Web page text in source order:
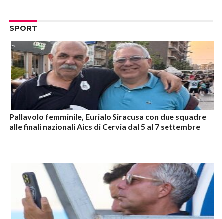
SPORT
Pallavolo femminile, Eurialo Siracusa con due squadre
alle finali nazionali Aics di Cervia dal 5 al 7 settembre